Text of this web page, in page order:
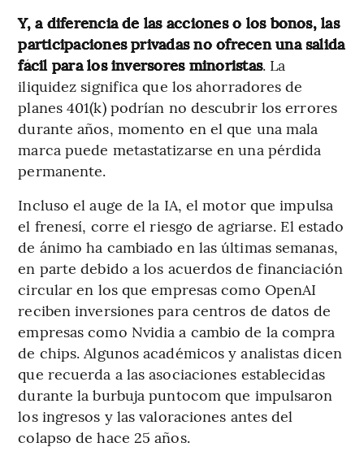
Y, a diferencia de las acciones o los bonos, las
participaciones privadas no ofrecen una salida
fácil para los inversores minoristas. La
iliquidez significa que los ahorradores de
planes 401(k) podrían no descubrir los errores
durante años, momento en el que una mala
marca puede metastatizarse en una pérdida
permanente.
Incluso el auge de la IA, el motor que impulsa
el frenesí, corre el riesgo de agriarse. El estado
de ánimo ha cambiado en las últimas semanas,
en parte debido a los acuerdos de financiación
circular en los que empresas como OpenAI
reciben inversiones para centros de datos de
empresas como Nvidia a cambio de la compra
de chips. Algunos académicos y analistas dicen
que recuerda a las asociaciones establecidas
durante la burbuja puntocom que impulsaron
los ingresos y las valoraciones antes del
colapso de hace 25 años.